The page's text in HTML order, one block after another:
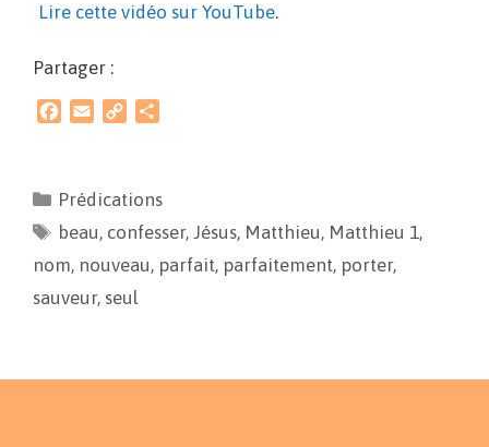
Lire cette vidéo sur YouTube.
Partager :
b
o
l
L
i
a
g
r
Prédications
beau, confesser, Jésus, Matthieu, Matthieu 1,
nom, nouveau, parfait, parfaitement, porter,
sauveur, seul